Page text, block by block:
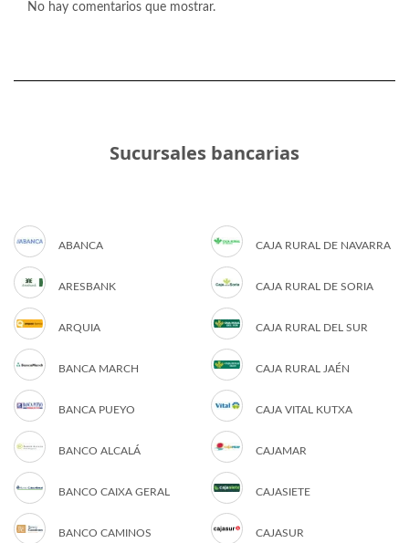
No hay comentarios que mostrar.
Sucursales bancarias
ABANCA
ARESBANK
ARQUIA
BANCA MARCH
BANCA PUEYO
BANCO ALCALÁ
BANCO CAIXA GERAL
BANCO CAMINOS
CAJA RURAL DE NAVARRA
CAJA RURAL DE SORIA
CAJA RURAL DEL SUR
CAJA RURAL JAÉN
CAJA VITAL KUTXA
CAJAMAR
CAJASIETE
CAJASUR